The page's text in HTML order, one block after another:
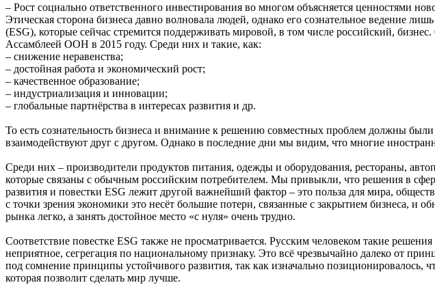
– Рост социально ответственного инвестирования во многом объясняется ценностями
Этическая сторона бизнеса давно волновала людей, однако его сознательное ведение
(ESG), которые сейчас стремится поддерживать мировой, в том числе российский,
Ассамблеей ООН в 2015 году. Среди них и такие, как:
– снижение неравенства;
– достойная работа и экономический рост;
– качественное образование;
– индустриализация и инновации;
– глобальные партнёрства в интересах развития и др.
То есть сознательность бизнеса и внимание к решению совместных проблем должны
взаимодействуют друг с другом. Однако в последние дни мы видим, что многие
Среди них – производители продуктов питания, одежды и оборудования, рестораны,
которые связаны с обычным российским потребителем. Мы привыкли, что решения в
развития и повестки ESG лежит другой важнейший фактор – это польза для мира,
с точки зрения экономики это несёт большие потери, связанные с закрытием бизнеса, и
рынка легко, а занять достойное место «с нуля» очень трудно.
Соответствие повестке ESG также не просматривается. Русским человеком такие
неприятное, сегрегация по национальному признаку. Это всё чрезвычайно далеко от
под сомнение принципы устойчивого развития, так как изначально позиционировалось,
которая позволит сделать мир лучше.